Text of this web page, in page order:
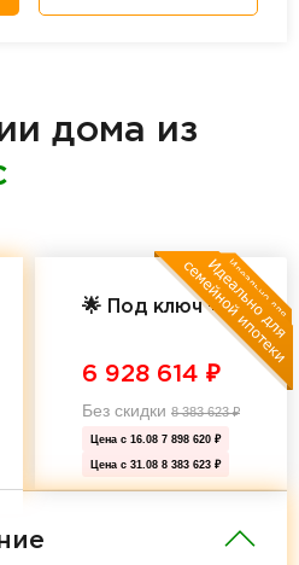
дома из
🌟 Под ключ 🌟
6 928 614 ₽
Без скидки 8 383 623₽
Цена с 16.08 7 898 620 ₽
Цена с 31.08 8 383 623 ₽